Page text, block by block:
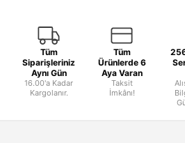
Tüm
Siparişleriniz
Aynı Gün
16.00'a Kadar
Kargolanır.
Tüm
Ürünlerde 6
Aya Varan
Taksit
İmkânı!